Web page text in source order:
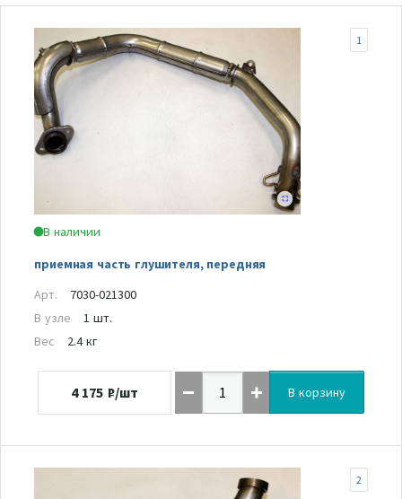
В наличии
приемная часть глушителя, передняя
1
Арт.
7030-021300
В узле
1 шт.
Вес
2.4 кг
4 175 ₽/шт В корзину
2